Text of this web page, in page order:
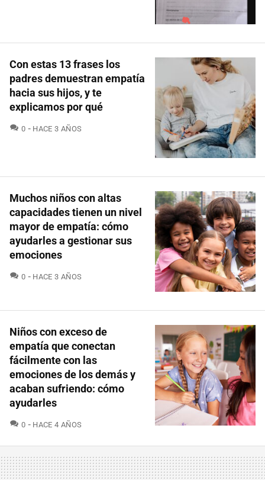
Con estas 13 frases los
padres demuestran empatía
hacia sus hijos, y te
explicamos por qué
0 COMENTARIOS
HACE 3 AÑOS
Muchos niños con altas
capacidades tienen un nivel
mayor de empatía: cómo
ayudarles a gestionar sus
emociones
0 COMENTARIOS
HACE 3 AÑOS
Niños con exceso de
empatía que conectan
fácilmente con las
emociones de los demás y
acaban sufriendo: cómo
ayudarles
0 COMENTARIOS
HACE 4 AÑOS